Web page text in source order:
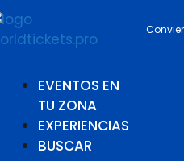
EVENTOS EN
TU ZONA
EXPERIENCIAS
BUSCAR